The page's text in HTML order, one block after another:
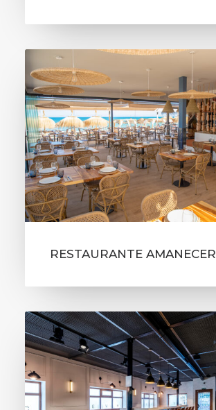
RESTAURANTE AMANECER